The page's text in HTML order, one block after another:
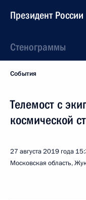
Президент России
Стенограммы
События
Телемост с
космической
27 августа 2019 года
Московская область,